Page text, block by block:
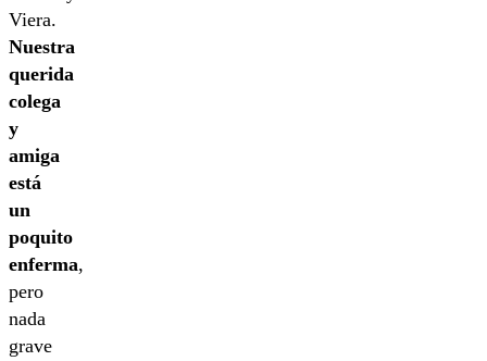
Viera.
Nuestra
querida
colega
y
amiga
está
un
poquito
enferma,
pero
nada
grave